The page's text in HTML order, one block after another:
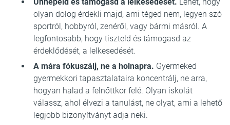
olyan dolog érdekli majd, ami téged nem, legyen szó
sportról, hobbyról, zenéről, vagy bármi másról. A
legfontosabb, hogy tiszteld és támogasd az
érdeklődését, a lelkesedését.
A mára fókuszálj, ne a holnapra. Gyermeked
gyermekkori tapasztalataira koncentrálj, ne arra,
hogyan halad a felnőttkor felé. Olyan iskolát
válassz, ahol élvezi a tanulást, ne olyat, ami a lehető
legjobb bizonyítványt adja neki.